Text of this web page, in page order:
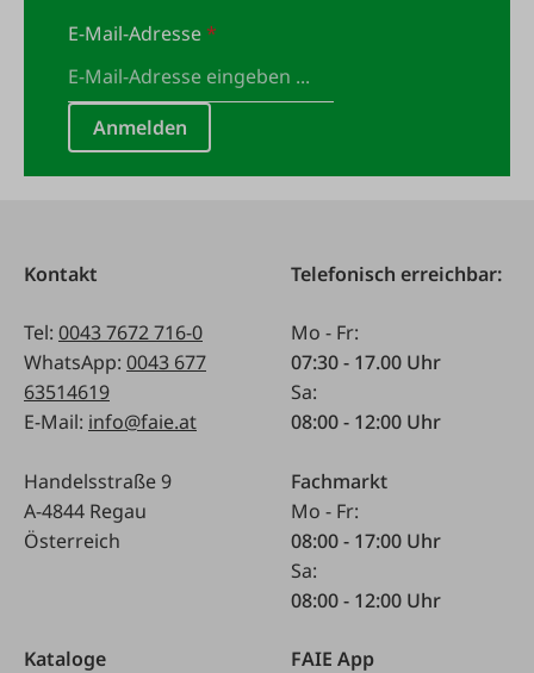
E-Mail-Adresse*
Anmelden
Kontakt
Tel: 0043 7672 716-0
WhatsApp: 0043 677
63514619
E-Mail: info@faie.at
Handelsstraße 9
A-4844 Regau
Österreich
Telefonisch erreichbar:
Mo - Fr:
07:30 - 17.00 Uhr
Sa:
08:00 - 12:00 Uhr
Fachmarkt
Mo - Fr:
08:00 - 17:00 Uhr
Sa:
08:00 - 12:00 Uhr
Kataloge
FAIE App